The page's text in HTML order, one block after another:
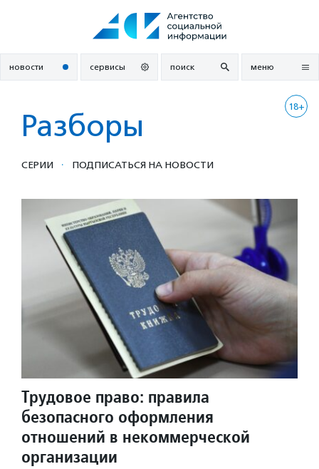
новости сервисы поиск меню
18+
Разборы
СЕРИИ · ПОДПИСАТЬСЯ НА НОВОСТИ
Трудовое право: правила
безопасного оформления
отношений в некоммерческой
организации